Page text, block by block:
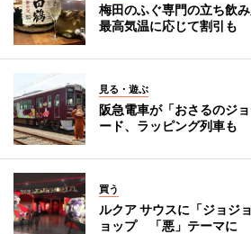
梅田のふぐ専門の立ち飲
最高気温に応じて割引も
見る・遊ぶ
阪急電車が「おさるのジ
ード、ラッピング列車も
買う
ルクア サウスに「ジョジ
ョップ 「悪」テーマに